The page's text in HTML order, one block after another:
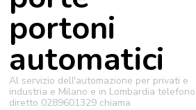
portoni
automatici
Al servizio dell'automazione per privati e
industria e Milano e in Lombardia telefono
diretto 0289601329 chiama